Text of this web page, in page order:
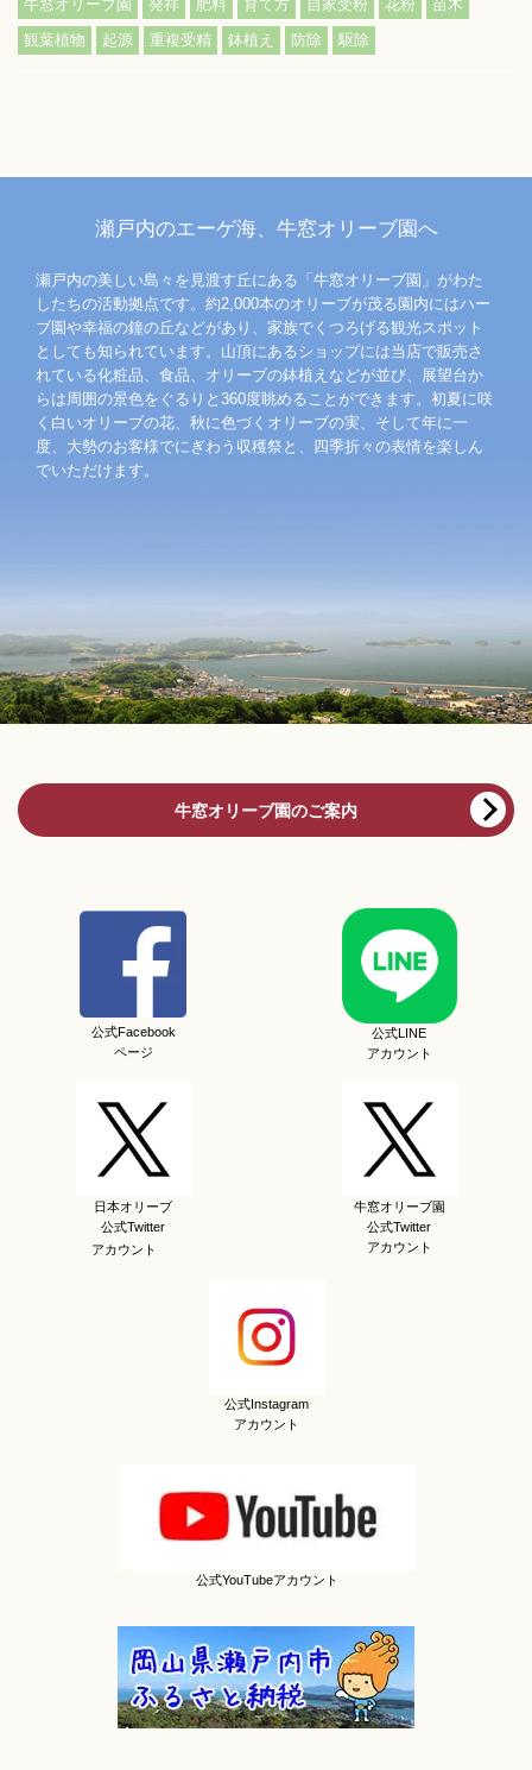
牛窓オリーブ園 発祥 肥料 育て方 自家受粉 花粉
苗木
観葉植物
起源 重複受精 鉢植え 防除 駆除
瀬戸内のエーゲ海、牛窓オリーブ園へ
瀬戸内の美しい島々を見渡す丘にある「牛窓オリーブ園」がわた
したちの活動拠点です。約2,000本のオリーブが茂る園内にはハー
ブ園や幸福の鐘の丘などがあり、家族でくつろげる観光スポット
としても知られています。山頂にあるショップには当店で販売さ
れている化粧品、食品、オリーブの鉢植えなどが並び、展望台か
らは周囲の景色をぐるりと360度眺めることができます。初夏に咲
く白いオリーブの花、秋に色づくオリーブの実、そして年に一
度、大勢のお客様でにぎわう収穫祭と、四季折々の表情を楽しん
でいただけます。
牛窓オリーブ園のご案内
公式Facebook
ページ
公式LINE
アカウント
日本オリーブ
公式Twitter
アカウント
牛窓オリーブ園
公式Twitter
アカウント
公式Instagram
アカウント
公式YouTubeアカウント